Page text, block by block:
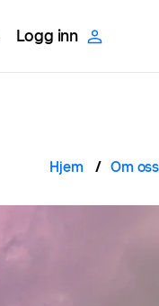
Logg inn
Hjem Om oss